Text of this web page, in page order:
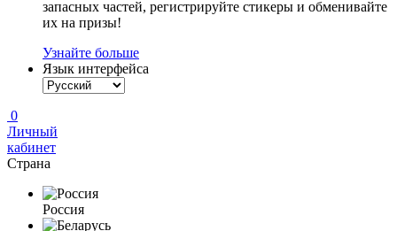
запасных частей, регистрируйте стикеры и обменивайте
их на призы!
Узнайте больше
Язык интерфейса
0
Личный
кабинет
Страна
Россия